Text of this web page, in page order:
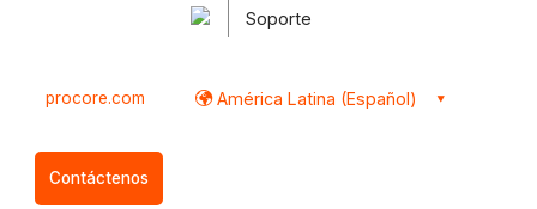
Soporte
procore.com América Latina (Español)
Contáctenos